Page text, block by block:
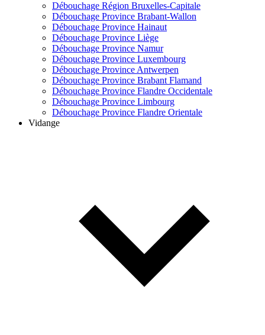
Débouchage Région Bruxelles-Capitale
Débouchage Province Brabant-Wallon
Débouchage Province Hainaut
Débouchage Province Liège
Débouchage Province Namur
Débouchage Province Luxembourg
Débouchage Province Antwerpen
Débouchage Province Brabant Flamand
Débouchage Province Flandre Occidentale
Débouchage Province Limbourg
Débouchage Province Flandre Orientale
Vidange